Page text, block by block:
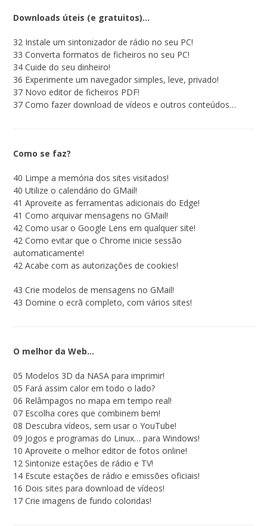
Downloads úteis (e gratuitos)…
32 Instale um sintonizador de rádio no seu PC!
33 Converta formatos de ficheiros no seu PC!
34 Cuide do seu dinheiro!
36 Experimente um navegador simples, leve, privado!
37 Novo editor de ficheiros PDF!
37 Como fazer download de vídeos e outros conteúdos…
Como se faz?
40 Limpe a memória dos sites visitados!
40 Utilize o calendário do GMail!
41 Aproveite as ferramentas adicionais do Edge!
41 Como arquivar mensagens no GMail!
42 Como usar o Google Lens em qualquer site!
42 Como evitar que o Chrome inicie sessão
automaticamente!
42 Acabe com as autorizações de cookies!
43 Crie modelos de mensagens no GMail!
43 Domine o ecrã completo, com vários sites!
O melhor da Web…
05 Modelos 3D da NASA para imprimir!
05 Fará assim calor em todo o lado?
06 Relâmpagos no mapa em tempo real!
07 Escolha cores que combinem bem!
08 Descubra vídeos, sem usar o YouTube!
09 Jogos e programas do Linux… para Windows!
10 Aproveite o melhor editor de fotos online!
12 Sintonize estações de rádio e TV!
14 Escute estações de rádio e emissões oficiais!
16 Dois sites para download de vídeos!
17 Crie imagens de fundo coloridas!